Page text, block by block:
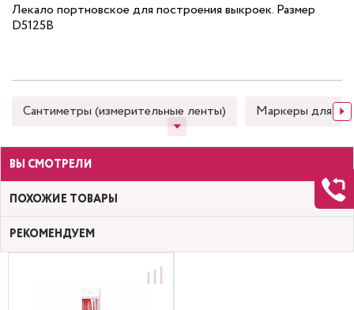
Лекало портновское для построения выкроек. Размер
D5125В
Сантиметры (измерительные ленты) Маркеры для
ВЫ СМОТРЕЛИ
ПОХОЖИЕ ТОВАРЫ
РЕКОМЕНДУЕМ